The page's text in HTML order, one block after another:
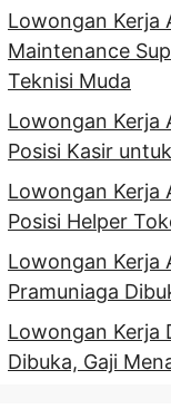
Lowongan Kerja
Maintenance
Teknisi Muda
Lowongan Kerja
Posisi Kasir
Lowongan Kerja
Posisi Helper
Lowongan Kerja
Pramuniaga
Lowongan Kerja
Dibuka, Gaji